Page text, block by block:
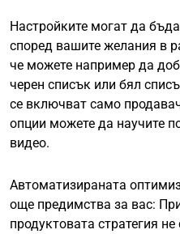
Настройките могат да
според вашите желания в
че можете например да
черен списък или бял
се включват само
опции можете да научите
видео.
Автоматизираната
още предимства за вас:
продуктовата стратегия